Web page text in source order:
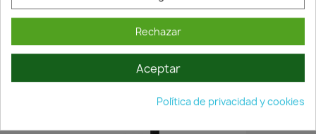
24,16 €
Rechazar
Aceptar
Política de privacidad y cookies